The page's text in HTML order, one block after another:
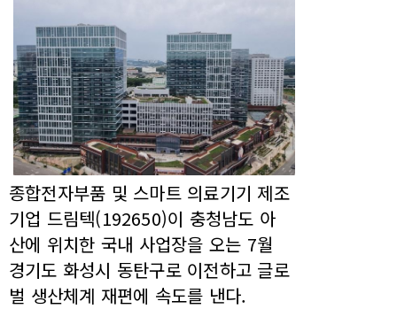
종합전자부품 및 스마트 의료기기 제조
기업 드림텍(192650)이 충청남도 아
산에 위치한 국내 사업장을 오는 7월
경기도 화성시 동탄구로 이전하고 글로
벌 생산체계 재편에 속도를 낸다.